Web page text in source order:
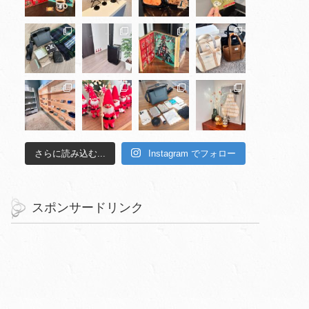
さらに読み込む... Instagram でフォロー
スポンサードリンク